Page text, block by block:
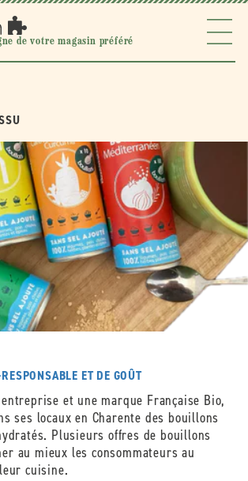
de votre magasin préféré
ET DE GOÛT
entreprise et une marque Française Bio,
ses locaux en Charente des bouillons
Plusieurs offres de bouillons
au mieux les consommateurs au
cuisine.